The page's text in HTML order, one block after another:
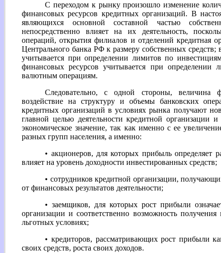
С переходом к рынку произошло изменение
финансовых ресурсов кредитных организаций. В
являющихся основной составной частью
непосредственно влияет на их деятельность,
операций, открытия филиалов и отделений кредитная
Центрального банка РФ к размеру собственных
учитывается при определении лимитов по
финансовых ресурсов учитывается при
валютным операциям.
Следовательно, с одной стороны, величина
воздействие на структуру и объемы банковских
кредитных организаций в условиях рынка получают
главной целью деятельности кредитной
экономическое значение, так как именно с ее
разных групп населения, а именно:
• акционеров, для которых прибыль определяет
влияет на уровень доходности инвестированных средств;
• сотрудников кредитной организации,
от финансовых результатов деятельности;
• заемщиков, для которых рост прибыли
организации и соответственно возможность
льготных условиях;
• кредиторов, рассматривающих рост прибыли
своих средств, роста своих доходов.